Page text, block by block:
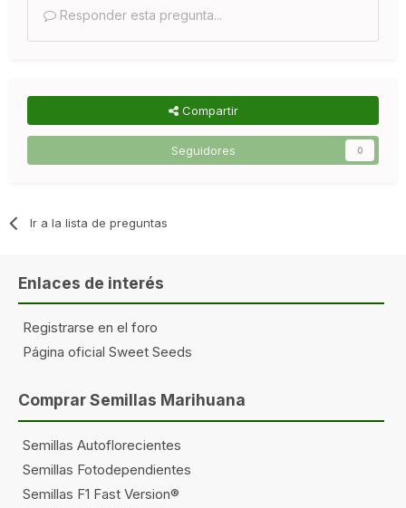
Responder esta pregunta...
Compartir
Seguidores 0
Ir a la lista de preguntas
Enlaces de interés
Registrarse en el foro
Página oficial Sweet Seeds
Comprar Semillas Marihuana
Semillas Autoflorecientes
Semillas Fotodependientes
Semillas F1 Fast Version®